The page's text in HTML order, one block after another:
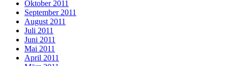
Oktober 2011
September 2011
August 2011
Juli 2011
Juni 2011
Mai 2011
April 2011